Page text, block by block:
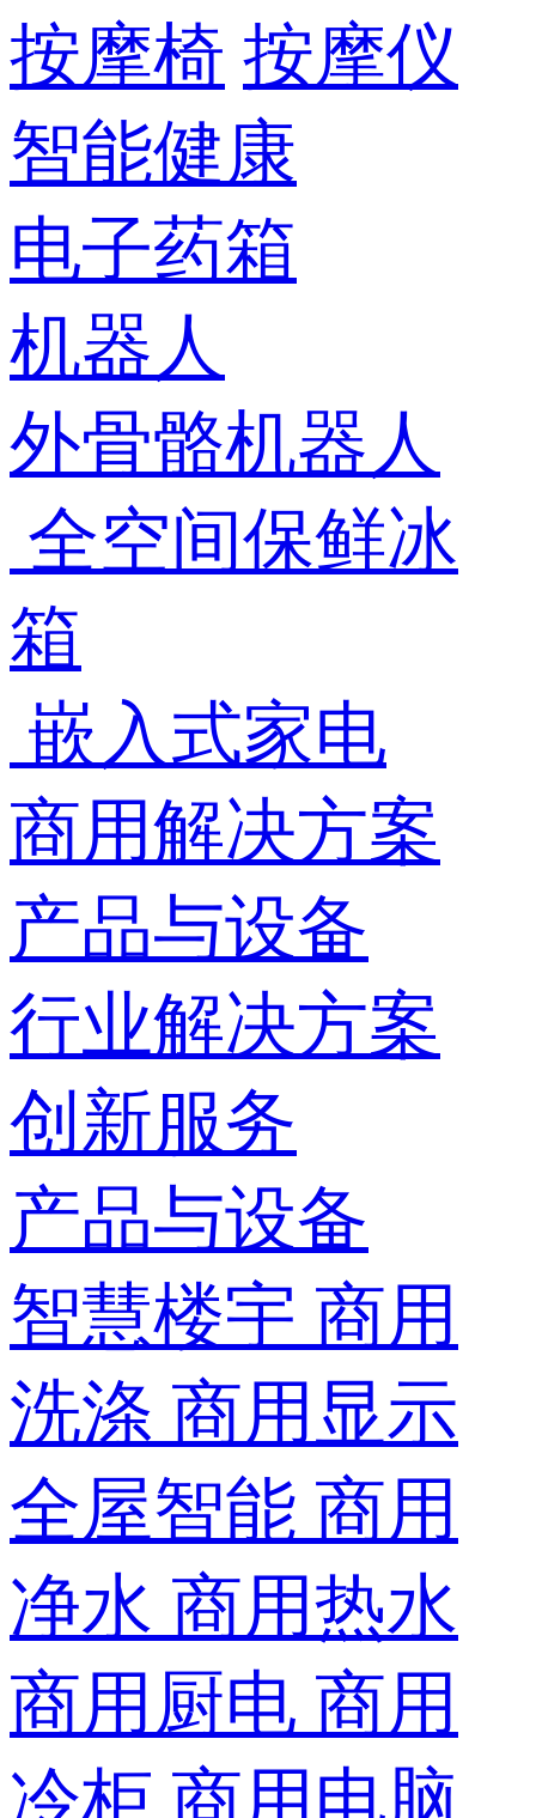
按摩椅 按摩仪
智能健康
电子药箱
机器人
外骨骼机器人
全空间保鲜冰
箱
嵌入式家电
商用解决方案
产品与设备
行业解决方案
创新服务
产品与设备
智慧楼宇 商用
洗涤 商用显示
全屋智能 商用
净水 商用热水
商用厨电 商用
冷柜 商用电脑